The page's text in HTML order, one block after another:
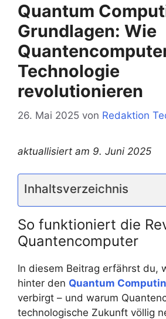
Quantum
Grundlagen: Wie
Technologie
revolutionieren
26. Mai 2025 von Redaktion
aktuallisiert am 9. Juni 2025
Inhaltsverzeichnis
So funktioniert die
Quantencomputer
In diesem Beitrag erfährst du,
hinter den Quantum
verbirgt – und warum
technologische Zukunft völlig